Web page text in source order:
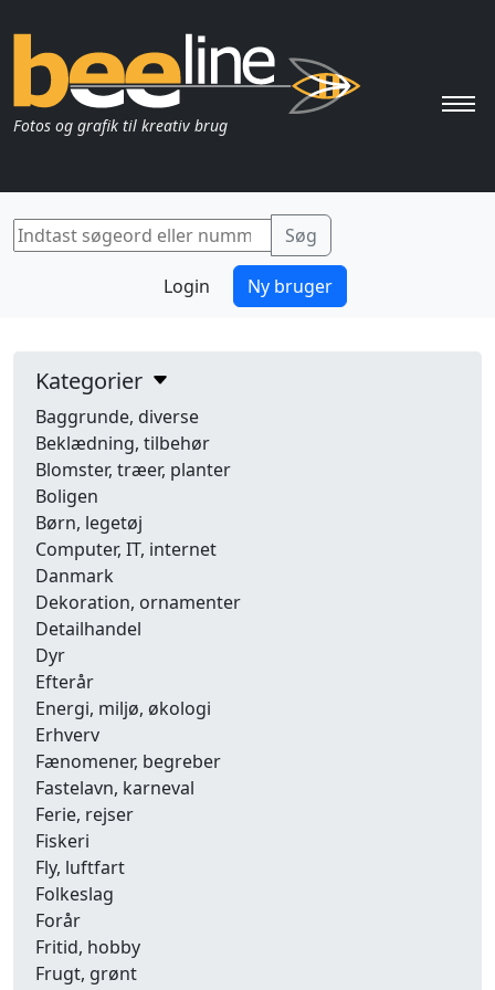
Fotos og grafik til kreativ brug
Login Ny bruger
Kategorier
Baggrunde, diverse
Beklædning, tilbehør
Blomster, træer, planter
Boligen
Børn, legetøj
Computer, IT, internet
Danmark
Dekoration, ornamenter
Detailhandel
Dyr
Efterår
Energi, miljø, økologi
Erhverv
Fænomener, begreber
Fastelavn, karneval
Ferie, rejser
Fiskeri
Fly, luftfart
Folkeslag
Forår
Fritid, hobby
Frugt, grønt